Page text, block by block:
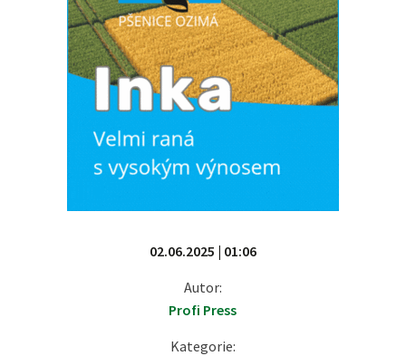
02.06.2025 | 01:06
Autor:
Profi Press
Kategorie: